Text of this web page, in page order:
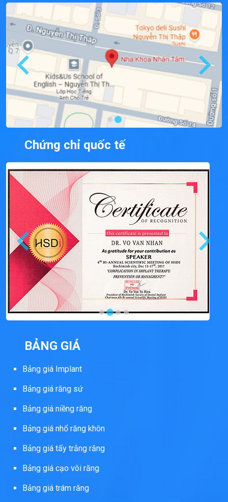
Chứng chỉ quốc tế
BẢNG GIÁ
Bảng giá Implant
Bảng giá răng sứ
Bảng giá niềng răng
Bảng giá nhổ răng khôn
Bảng giá tẩy trắng răng
Bảng giá cạo vôi răng
Bảng giá trám răng